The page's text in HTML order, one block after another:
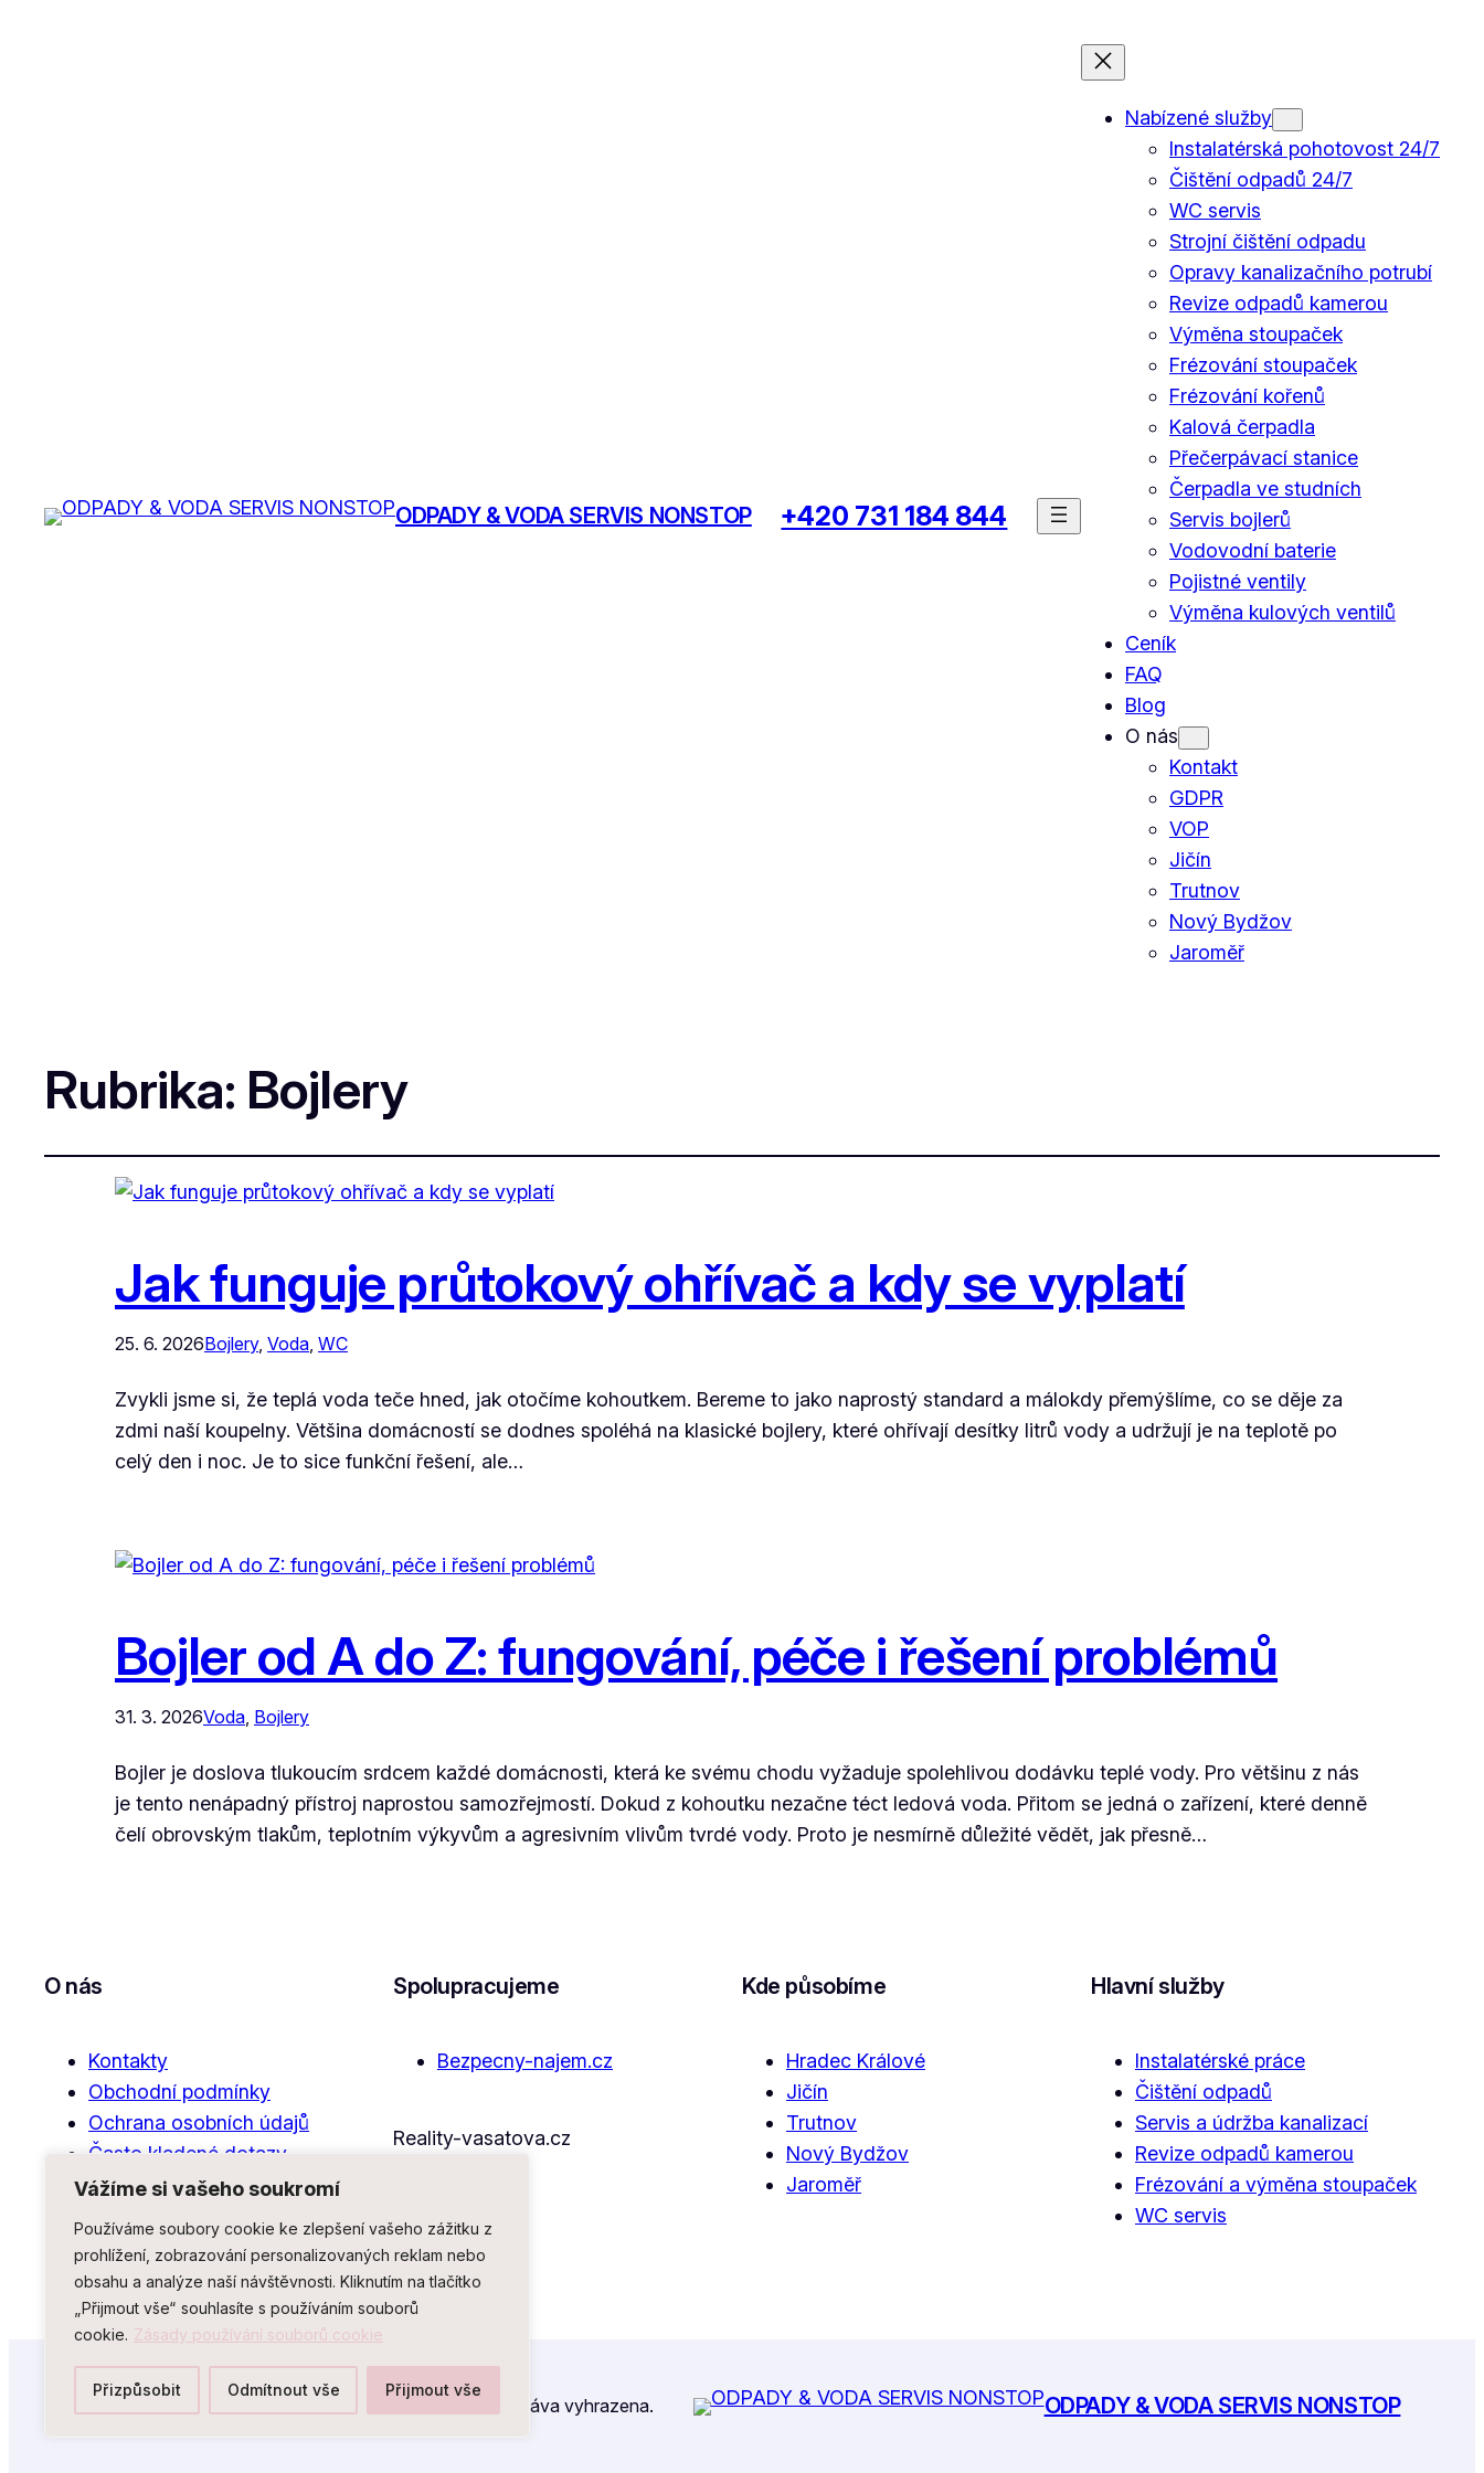
Vážíme si vašeho soukromí
Používáme soubory cookie ke zlepšení vašeho zážitku z
prohlížení, zobrazování personalizovaných reklam nebo
obsahu a analýze naší návštěvnosti. Kliknutím na tlačítko
„Přijmout vše“ souhlasíte s používáním souborů
cookie. Zásady používání souborů cookie
Přizpůsobit Odmítnout vše Přijmout vše
ODPADY & VODA SERVIS NONSTOP +420 731 184 844
Nabízené služby
Instalatérská pohotovost 24/7
Čištění odpadů 24/7
WC servis
Strojní čištění odpadu
Opravy kanalizačního potrubí
Revize odpadů kamerou
Výměna stoupaček
Frézování stoupaček
Frézování kořenů
Kalová čerpadla
Přečerpávací stanice
Čerpadla ve studních
Servis bojlerů
Vodovodní baterie
Pojistné ventily
Výměna kulových ventilů
Ceník
FAQ
Blog
O nás
Kontakt
GDPR
VOP
Jičín
Trutnov
Nový Bydžov
Jaroměř
Rubrika: Bojlery
Jak funguje průtokový ohřívač a kdy se vyplatí
25. 6. 2026Bojlery, Voda, WC
Zvykli jsme si, že teplá voda teče hned, jak otočíme kohoutkem. Bereme to jako naprostý standard a málokdy přemýšlíme, co se děje za
zdmi naší koupelny. Většina domácností se dodnes spoléhá na klasické bojlery, které ohřívají desítky litrů vody a udržují je na teplotě po
celý den i noc. Je to sice funkční řešení, ale…
Bojler od A do Z: fungování, péče i řešení problémů
31. 3. 2026Voda, Bojlery
Bojler je doslova tlukoucím srdcem každé domácnosti, která ke svému chodu vyžaduje spolehlivou dodávku teplé vody. Pro většinu z nás
je tento nenápadný přístroj naprostou samozřejmostí. Dokud z kohoutku nezačne téct ledová voda. Přitom se jedná o zařízení, které denně
čelí obrovským tlakům, teplotním výkyvům a agresivním vlivům tvrdé vody. Proto je nesmírně důležité vědět, jak přesně…
O nás
Kontakty
Obchodní podmínky
Ochrana osobních údajů
Často kladené dotazy
Blog
Spolupracujeme
Bezpecny-najem.cz
Reality-vasatova.cz
Kde působíme
Hradec Králové
Jičín
Trutnov
Nový Bydžov
Jaroměř
Hlavní služby
Instalatérské práce
Čištění odpadů
Servis a údržba kanalizací
Revize odpadů kamerou
Frézování a výměna stoupaček
WC servis
Čištění odpadu Hradec Králové s.r.o. Všechna práva vyhrazena. ODPADY & VODA SERVIS NONSTOP